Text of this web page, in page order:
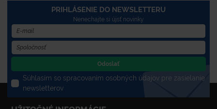
PRIHLÁSENIE DO NEWSLETTERU
Nenechajte si újsť novinky
Odoslať
Súhlasím so spracovaním osobných údajov pre zasielanie
newsletterov